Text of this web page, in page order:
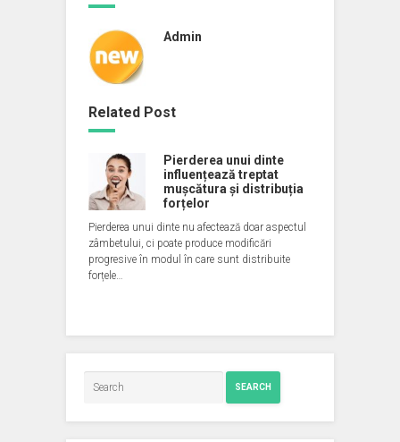
Admin
Related Post
Pierderea unui dinte
influențează treptat
mușcătura și distribuția
forțelor
Pierderea unui dinte nu afectează doar aspectul
zâmbetului, ci poate produce modificări
progresive în modul în care sunt distribuite
forțele…
SEARCH